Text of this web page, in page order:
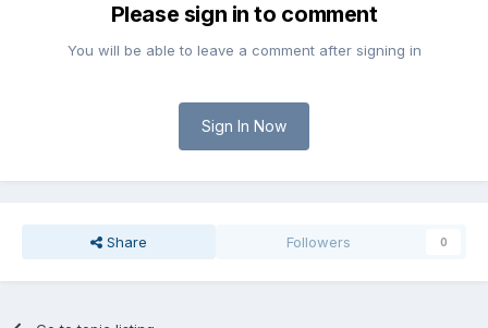
Please sign in to comment
You will be able to leave a comment after signing in
Sign In Now
Share Followers 0